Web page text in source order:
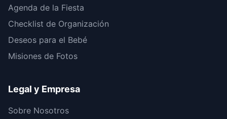
Agenda de la Fiesta
Checklist de Organización
Deseos para el Bebé
Misiones de Fotos
Legal y Empresa
Sobre Nosotros